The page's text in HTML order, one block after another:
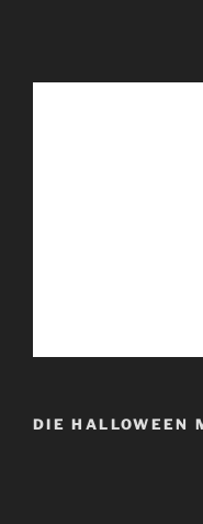
DIE HALLOWEEN